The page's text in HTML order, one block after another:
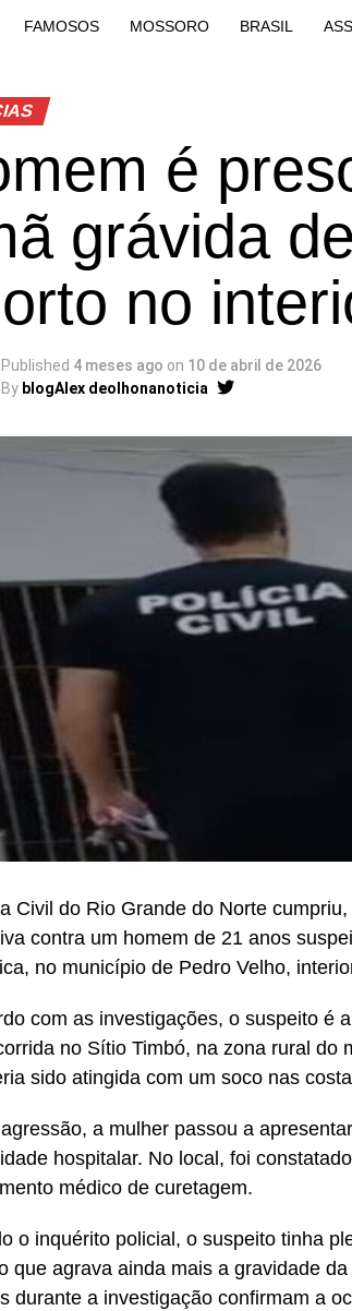
FAMOSOS MOSSORO BRASIL
é
grávida
no
Published 4 meses ago on 10 de abril de 2026
By blogAlex deolhonanoticia
Civil do Rio Grande do Norte
contra um homem de 21 anos
no município de Pedro Velho,
com as investigações, o suspeito é
no Sítio Timbó, na zona rural do
sido atingida com um soco nas
a mulher passou a
hospitalar. No local, foi
médico de curetagem.
o inquérito policial, o suspeito tinha
que agrava ainda mais a gravidade
durante a investigação confirmam a